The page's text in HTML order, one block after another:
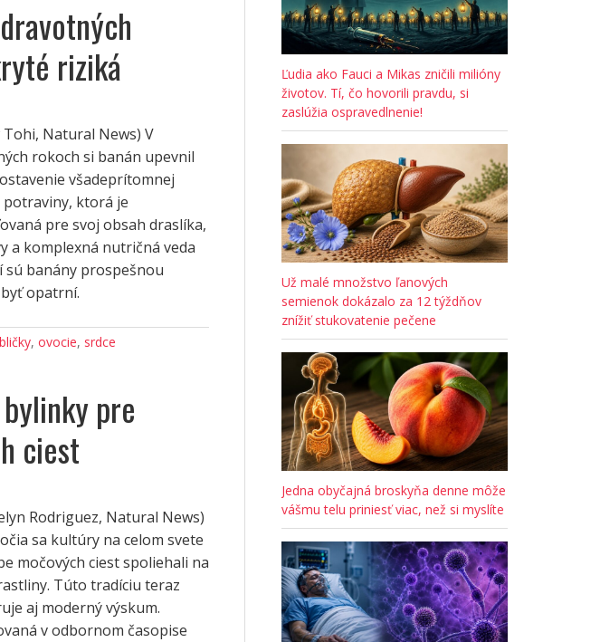
riziká
Tohi, Natural News) V
rokoch si banán upevnil
všadeprítomnej
potraviny, ktorá je
pre svoj obsah draslíka,
a komplexná nutričná veda
sú banány prospešnou
opatrní.
, ovocie, srdce
pre
ciest
Rodriguez, Natural News)
sa kultúry na celom svete
močových ciest spoliehali na
Túto tradíciu teraz
aj moderný výskum.
v odbornom časopise
Ľudia ako Fauci a Mikas zničili milióny
životov. Tí, čo hovorili pravdu, si
zaslúžia ospravedlnenie!
Už malé množstvo ľanových
semienok dokázalo za 12 týždňov
znížiť stukovatenie pečene
Jedna obyčajná broskyňa denne môže
vášmu telu priniesť viac, než si myslíte